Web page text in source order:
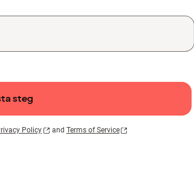
steg
Policy and Terms of Service